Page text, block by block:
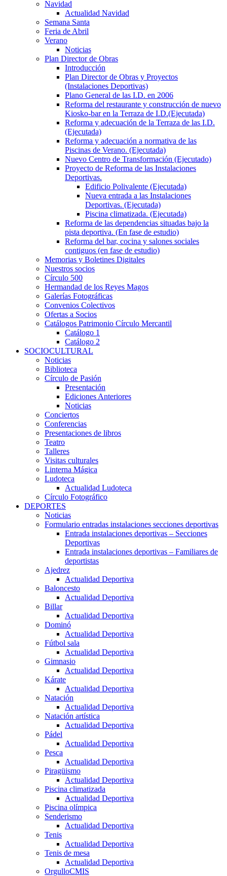
Navidad
Actualidad Navidad
Semana Santa
Feria de Abril
Verano
Noticias
Plan Director de Obras
Introducción
Plan Director de Obras y Proyectos
(Instalaciones Deportivas)
Plano General de las I.D. en 2006
Reforma del restaurante y construcción de nuevo
Kiosko-bar en la Terraza de I.D.(Ejecutada)
Reforma y adecuación de la Terraza de las I.D.
(Ejecutada)
Reforma y adecuación a normativa de las
Piscinas de Verano. (Ejecutada)
Nuevo Centro de Transformación (Ejecutado)
Proyecto de Reforma de las Instalaciones
Deportivas.
Edificio Polivalente (Ejecutada)
Nueva entrada a las Instalaciones
Deportivas. (Ejecutada)
Piscina climatizada. (Ejecutada)
Reforma de las dependencias situadas bajo la
pista deportiva. (En fase de estudio)
Reforma del bar, cocina y salones sociales
contiguos (en fase de estudio)
Memorias y Boletines Digitales
Nuestros socios
Círculo 500
Hermandad de los Reyes Magos
Galerías Fotográficas
Convenios Colectivos
Ofertas a Socios
Catálogos Patrimonio Círculo Mercantil
Catálogo 1
Catálogo 2
SOCIOCULTURAL
Noticias
Biblioteca
Círculo de Pasión
Presentación
Ediciones Anteriores
Noticias
Conciertos
Conferencias
Presentaciones de libros
Teatro
Talleres
Visitas culturales
Linterna Mágica
Ludoteca
Actualidad Ludoteca
Círculo Fotográfico
DEPORTES
Noticias
Formulario entradas instalaciones secciones deportivas
Entrada instalaciones deportivas – Secciones
Deportivas
Entrada instalaciones deportivas – Familiares de
deportistas
Ajedrez
Actualidad Deportiva
Baloncesto
Actualidad Deportiva
Billar
Actualidad Deportiva
Dominó
Actualidad Deportiva
Fútbol sala
Actualidad Deportiva
Gimnasio
Actualidad Deportiva
Kárate
Actualidad Deportiva
Natación
Actualidad Deportiva
Natación artística
Actualidad Deportiva
Pádel
Actualidad Deportiva
Pesca
Actualidad Deportiva
Piragüismo
Actualidad Deportiva
Piscina climatizada
Actualidad Deportiva
Piscina olímpica
Senderismo
Actualidad Deportiva
Tenis
Actualidad Deportiva
Tenis de mesa
Actualidad Deportiva
OrgulloCMIS